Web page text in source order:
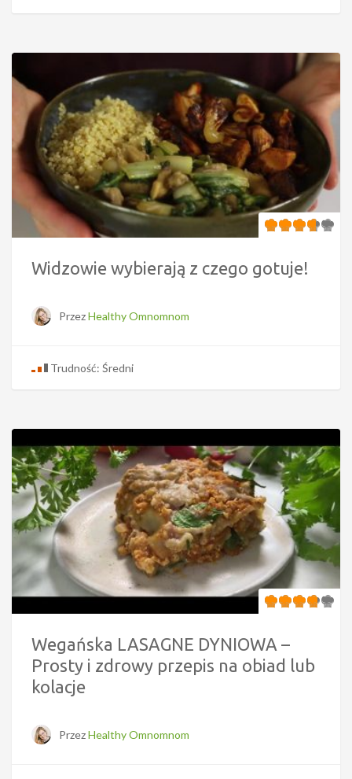
Widzowie wybierają z czego gotuje!
PrzezHealthy Omnomnom
Trudność: Średni
Wegańska LASAGNE DYNIOWA –
Prosty i zdrowy przepis na obiad lub
kolacje
PrzezHealthy Omnomnom